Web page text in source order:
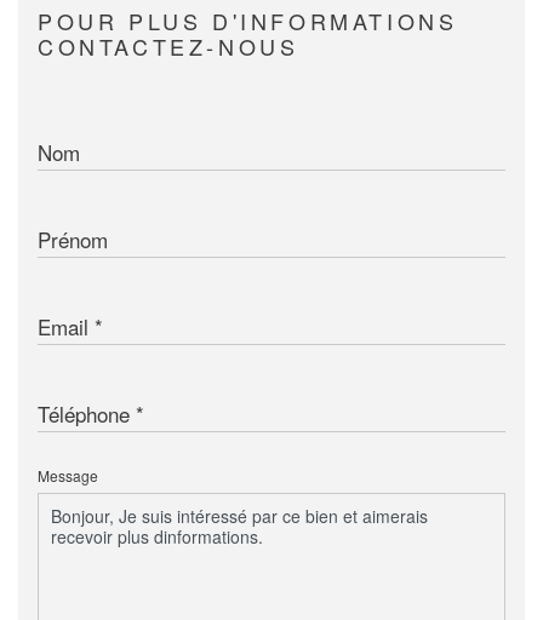
POUR PLUS D'INFORMATIONS
CONTACTEZ-NOUS
Nom
Prénom
Email
Téléphone
Message